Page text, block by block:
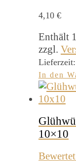
4,10 €
Enthält
zzgl.
In den
10×10